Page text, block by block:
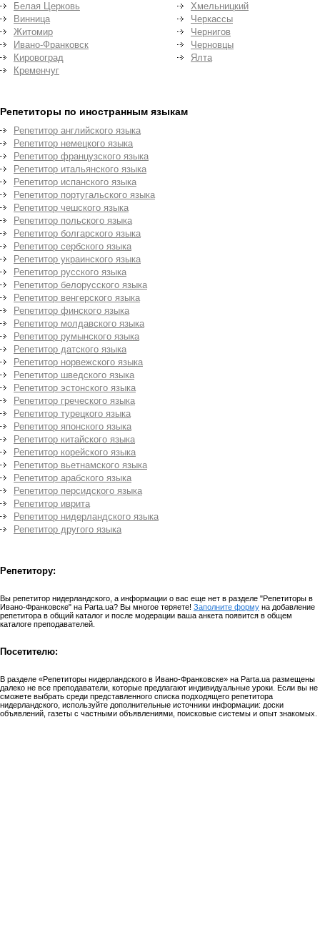
Белая Церковь
Винница
Житомир
Ивано-Франковск
Кировоград
Кременчуг
Хмельницкий
Черкассы
Чернигов
Черновцы
Ялта
Репетиторы по иностранным языкам
Репетитор английского языка
Репетитор немецкого языка
Репетитор французского языка
Репетитор итальянского языка
Репетитор испанского языка
Репетитор португальского языка
Репетитор чешского языка
Репетитор польского языка
Репетитор болгарского языка
Репетитор сербского языка
Репетитор украинского языка
Репетитор русского языка
Репетитор белорусского языка
Репетитор венгерского языка
Репетитор финского языка
Репетитор молдавского языка
Репетитор румынского языка
Репетитор датского языка
Репетитор норвежского языка
Репетитор шведского языка
Репетитор эстонского языка
Репетитор греческого языка
Репетитор турецкого языка
Репетитор японского языка
Репетитор китайского языка
Репетитор корейского языка
Репетитор вьетнамского языка
Репетитор арабского языка
Репетитор персидского языка
Репетитор иврита
Репетитор нидерландского языка
Репетитор другого языка
Репетитору:
Вы репетитор нидерландского, а информации о вас еще нет в разделе "Репетиторы в
Ивано-Франковске" на Parta.ua? Вы многое теряете! Заполните форму на добавление
репетитора в общий каталог и после модерации ваша анкета появится в общем
каталоге преподавателей.
Посетителю:
В разделе «Репетиторы нидерландского в Ивано-Франковске» на Parta.ua размещены
далеко не все преподаватели, которые предлагают индивидуальные уроки. Если вы не
сможете выбрать среди представленного списка подходящего репетитора
нидерландского, используйте дополнительные источники информации: доски
объявлений, газеты с частными объявлениями, поисковые системы и опыт знакомых.